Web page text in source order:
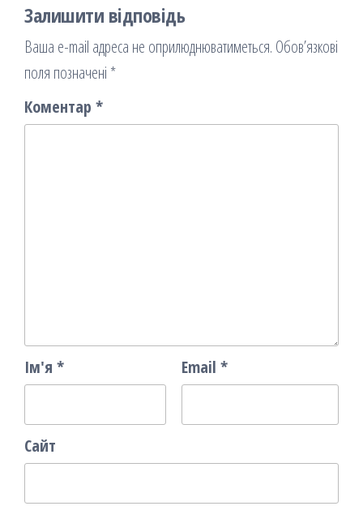
Залишити відповідь
Ваша e-mail адреса не оприлюднюватиметься. Обов’язкові
поля позначені *
Коментар *
Ім'я * Email *
Сайт